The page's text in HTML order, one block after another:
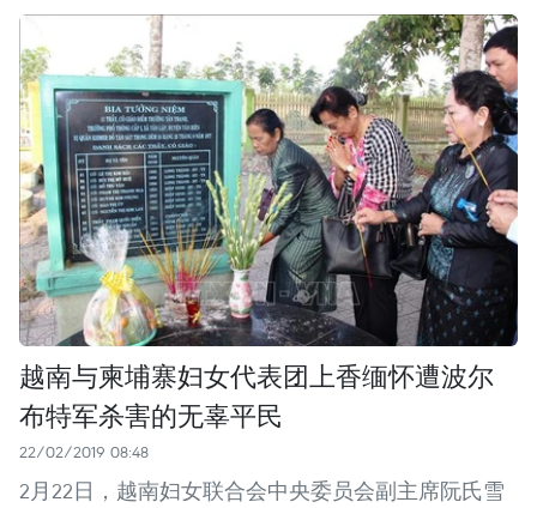
越南与柬埔寨妇女代表团上香缅怀遭波尔
布特军杀害的无辜平民
22/02/2019 08:48
2月22日，越南妇女联合会中央委员会副主席阮氏雪